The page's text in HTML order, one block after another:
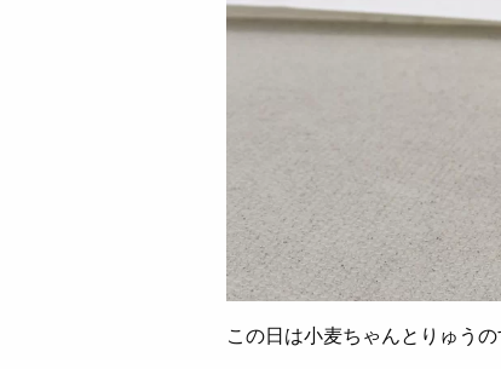
この日は小麦ちゃんとりゅう